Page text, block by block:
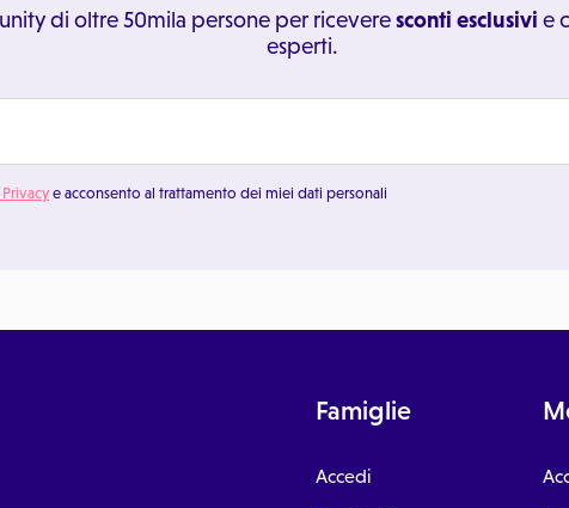
di oltre 50mila persone per riceveresconti esclusivi e
esperti.
e acconsento al trattamento dei miei dati personali
Famiglie
Accedi